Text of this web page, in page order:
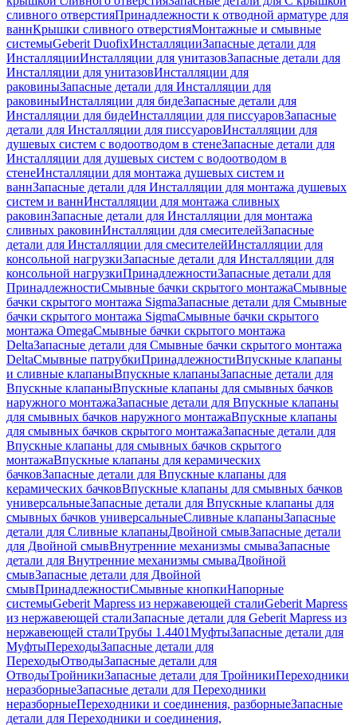
сливного отверстияПринадлежности к отводной арматуре для
ваннКрышки сливного отверстияМонтажные и смывные
системыGeberit DuofixИнсталляцииЗапасные детали для
ИнсталляцииИнсталляции для унитазовЗапасные детали для
Инсталляции для унитазовИнсталляции для
раковиныЗапасные детали для Инсталляции для
раковиныИнсталляции для бидеЗапасные детали для
Инсталляции для бидеИнсталляции для писсуаровЗапасные
детали для Инсталляции для писсуаровИнсталляции для
душевых систем с водоотводом в стенеЗапасные детали для
Инсталляции для душевых систем с водоотводом в
стенеИнсталляции для монтажа душевых систем и
ваннЗапасные детали для Инсталляции для монтажа душевых
систем и ваннИнсталляции для монтажа сливных
раковинЗапасные детали для Инсталляции для монтажа
сливных раковинИнсталляции для смесителейЗапасные
детали для Инсталляции для смесителейИнсталляции для
консольной нагрузкиЗапасные детали для Инсталляции для
консольной нагрузкиПринадлежностиЗапасные детали для
ПринадлежностиСмывные бачки скрытого монтажаСмывные
бачки скрытого монтажа SigmaЗапасные детали для Смывные
бачки скрытого монтажа SigmaСмывные бачки скрытого
монтажа OmegaСмывные бачки скрытого монтажа
DeltaЗапасные детали для Смывные бачки скрытого монтажа
DeltaСмывные патрубкиПринадлежностиВпускные клапаны
и сливные клапаныВпускные клапаныЗапасные детали для
Впускные клапаныВпускные клапаны для смывных бачков
наружного монтажаЗапасные детали для Впускные клапаны
для смывных бачков наружного монтажаВпускные клапаны
для смывных бачков скрытого монтажаЗапасные детали для
Впускные клапаны для смывных бачков скрытого
монтажаВпускные клапаны для керамических
бачковЗапасные детали для Впускные клапаны для
керамических бачковВпускные клапаны для смывных бачков
универсальныеЗапасные детали для Впускные клапаны для
смывных бачков универсальныеСливные клапаныЗапасные
детали для Сливные клапаныДвойной смывЗапасные детали
для Двойной смывВнутренние механизмы смываЗапасные
детали для Внутренние механизмы смываДвойной
смывЗапасные детали для Двойной
смывПринадлежностиСмывные кнопкиНапорные
системыGeberit Mapress из нержавеющей сталиGeberit Mapress
из нержавеющей сталиЗапасные детали для Geberit Mapress из
нержавеющей сталиТрубы 1.4401МуфтыЗапасные детали для
МуфтыПереходыЗапасные детали для
ПереходыОтводыЗапасные детали для
ОтводыТройникиЗапасные детали для ТройникиПереходники
неразборныеЗапасные детали для Переходники
неразборныеПереходники и соединения, разборныеЗапасные
детали для Переходники и соединения,